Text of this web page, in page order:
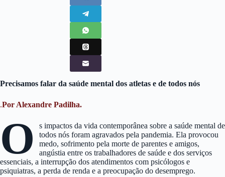
Precisamos falar da saúde mental dos atletas e de todos nós
.Por Alexandre Padilha.
O
s impactos da vida contemporânea sobre a saúde mental de
todos nós foram agravados pela pandemia. Ela provocou
medo, sofrimento pela morte de parentes e amigos,
angústia entre os trabalhadores de saúde e dos serviços
essenciais, a interrupção dos atendimentos com psicólogos e
psiquiatras, a perda de renda e a preocupação do desemprego.